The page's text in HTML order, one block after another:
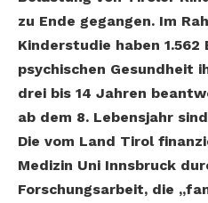
zu Ende gegangen. Im
Kinderstudie haben
psychischen Gesundheit
drei bis 14 Jahren
ab dem 8. Lebensjahr
Die vom Land Tirol
Medizin Uni Innsbruck
Forschungsarbeit, die